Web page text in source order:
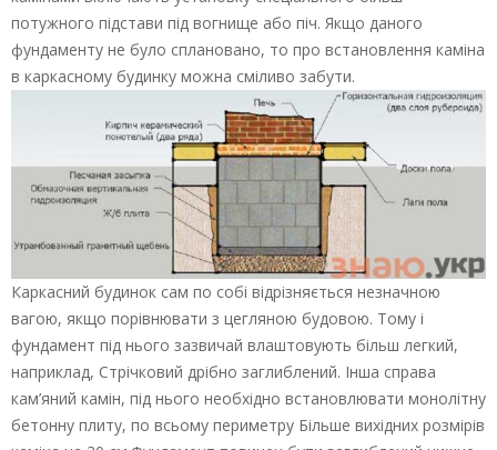
потужного підстави під вогнище або піч. Якщо даного
фундаменту не було сплановано, то про встановлення каміна
в каркасному будинку можна сміливо забути.
Каркасний будинок сам по собі відрізняється незначною
вагою, якщо порівнювати з цегляною будовою. Тому і
фундамент під нього зазвичай влаштовують більш легкий,
наприклад, Стрічковий дрібно заглиблений. Інша справа
кам’яний камін, під нього необхідно встановлювати монолітну
бетонну плиту, по всьому периметру Більше вихідних розмірів